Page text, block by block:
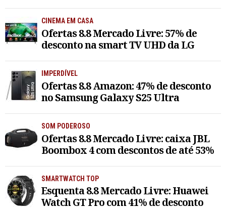
CINEMA EM CASA
Ofertas 8.8 Mercado Livre: 57% de
desconto na smart TV UHD da LG
IMPERDÍVEL
Ofertas 8.8 Amazon: 47% de desconto
no Samsung Galaxy S25 Ultra
SOM PODEROSO
Ofertas 8.8 Mercado Livre: caixa JBL
Boombox 4 com descontos de até 53%
SMARTWATCH TOP
Esquenta 8.8 Mercado Livre: Huawei
Watch GT Pro com 41% de desconto